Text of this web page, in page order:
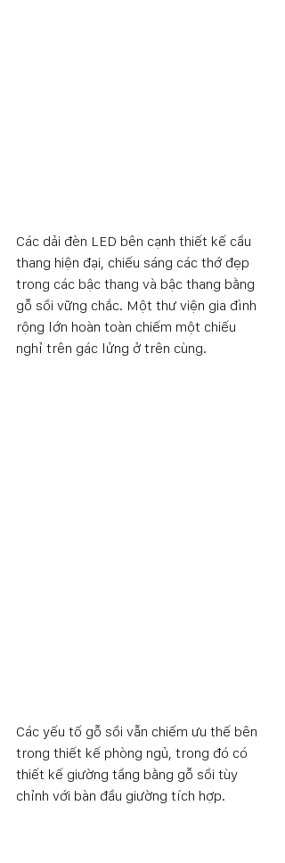
Các dải đèn LED bên cạnh thiết kế cầu
thang hiện đại, chiếu sáng các thớ đẹp
trong các bậc thang và bậc thang bằng
gỗ sồi vững chắc. Một thư viện gia đình
rộng lớn hoàn toàn chiếm một chiếu
nghỉ trên gác lửng ở trên cùng.
Các yếu tố gỗ sồi vẫn chiếm ưu thế bên
trong thiết kế phòng ngủ, trong đó có
thiết kế giường tầng bằng gỗ sồi tùy
chỉnh với bàn đầu giường tích hợp.